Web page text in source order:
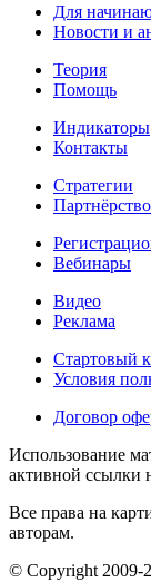
Для
Новости и
Теория
Помощь
Индикаторы
Контакты
Стратегии
Партнёрство
Вебинары
Видео
Реклама
Стартовый
Условия
Договор
Использование
активной ссылки
Все права на
авторам.
© Copyright 2009-